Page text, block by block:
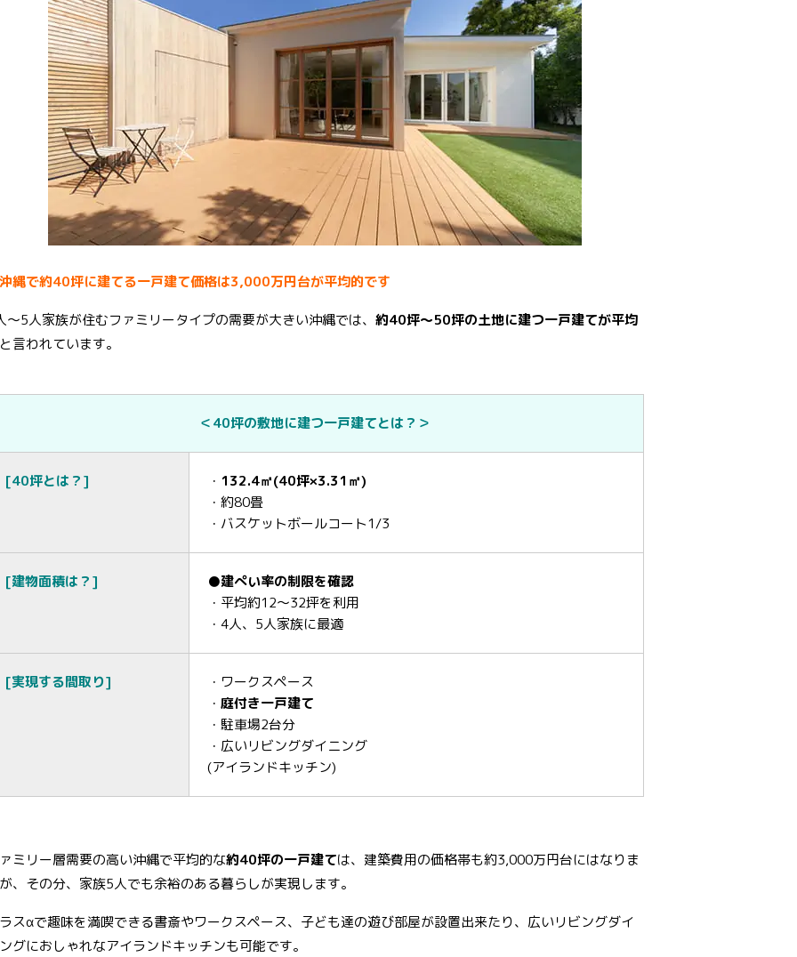
縄で約40坪に建てる一戸建て価格は3,000万円台が平均的です
～5人家族が住むファミリータイプの需要が大きい沖縄では、 約40坪～50坪の土地に建つ一戸建てが平均
と言われています。
＜40坪の敷地に建つ一戸建てとは？＞
[40坪とは？] ・ 132.4㎡(40坪×3.31㎡)
・約80畳
・バスケットボールコート1/3
[建物面積は？]
●建ぺい率の制限を確認
・平均約12～32坪を利用
・4人、5人家族に最適
[実現する間取り]
・ワークスペース
・ 庭付き一戸建て
・駐車場2台分
・広いリビングダイニング
(アイランドキッチン)
ミリー層需要の高い沖縄で平均的な約40坪の一戸建ては、建築費用の価格帯も約3,000万円台にはなりま
、その分、家族5人でも余裕のある暮らしが実現します。
スαで趣味を満喫できる書斎やワークスペース、子ども達の遊び部屋が設置出来たり、広いリビングダイ
グにおしゃれなアイランドキッチンも可能です。